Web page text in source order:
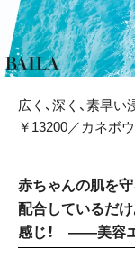
広く、深く、素早
￥13200／カネボ
赤ちゃんの肌を
配合しているだけ
感じ！ ——美容